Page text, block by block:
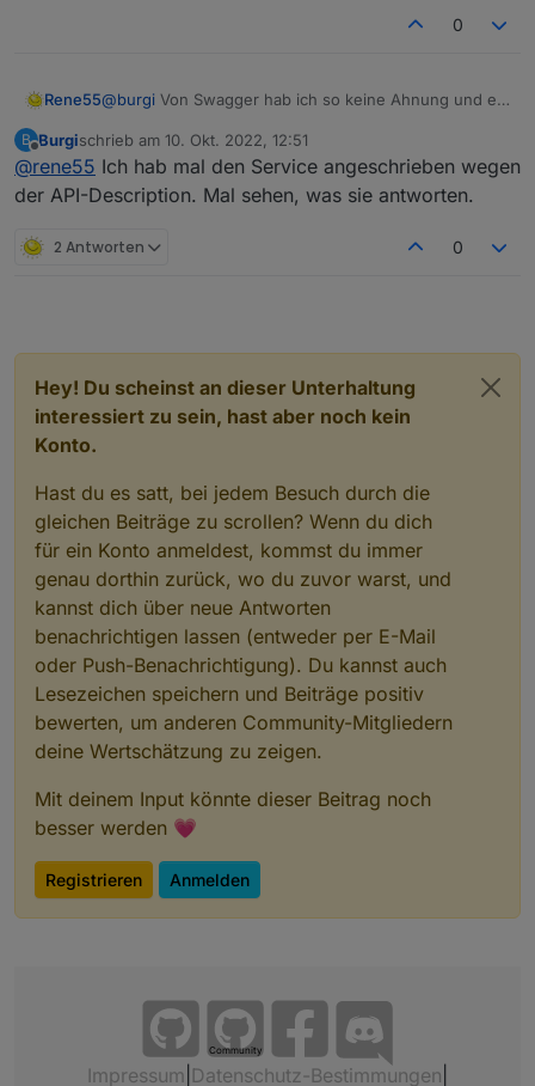
0
Rene55@burgi Von Swagger hab ich so keine Ahnung und ein
API von Solarman abfragen und hoffen, dass da eine
vernünftige Antwort kommt. Derzeit sieht es so aus,
dass evtl. dein MI600 eine neuere Firmware drauf hat
Also Ende der kommenden Woche und dann mal
B
Offline
Burgischrieb am 10. Okt. 2022, 12:51
zuletzt editiert von
@rene55 Ich hab mal den Service angeschrieben wegen
der API-Description. Mal sehen, was sie antworten.
2 Antworten 0
Hey! Du scheinst an dieser Unterhaltung
interessiert zu sein, hast aber noch kein
Konto.
Hast du es satt, bei jedem Besuch durch die
gleichen Beiträge zu scrollen? Wenn du dich
für ein Konto anmeldest, kommst du immer
genau dorthin zurück, wo du zuvor warst, und
kannst dich über neue Antworten
benachrichtigen lassen (entweder per E-Mail
oder Push-Benachrichtigung). Du kannst auch
Lesezeichen speichern und Beiträge positiv
bewerten, um anderen Community-Mitgliedern
deine Wertschätzung zu zeigen.
Mit deinem Input könnte dieser Beitrag noch
besser werden 💗
Registrieren Anmelden
Community
Impressum Datenschutz-Bestimmungen